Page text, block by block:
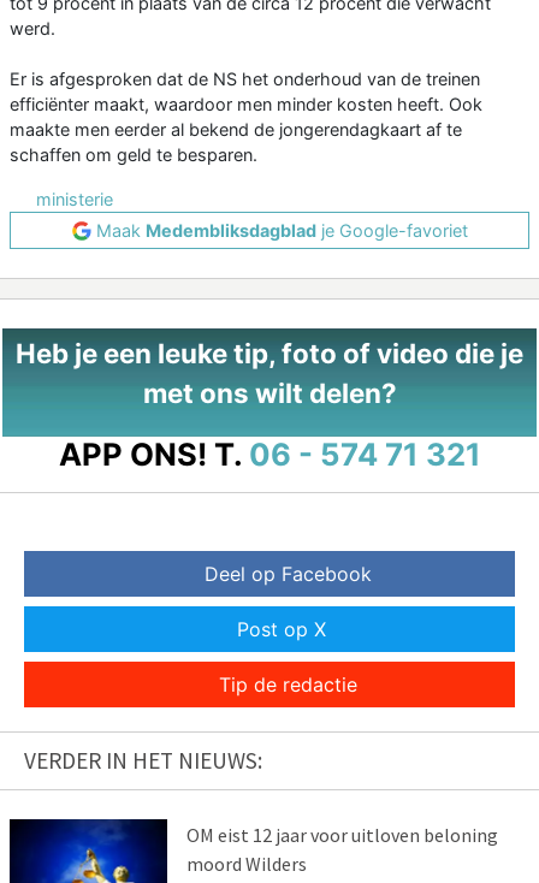
werd.
Er is afgesproken dat de NS het onderhoud van de treinen
efficiënter maakt, waardoor men minder kosten heeft. Ook
maakte men eerder al bekend de jongerendagkaart af te
schaffen om geld te besparen.
ministerie
Maak Medembliksdagbladje Google-favoriet
Heb je een leuke tip, foto of video die je
met ons wilt delen?
APP ONS! T. 06 - 574 71 321
Deel op Facebook
Post op X
Tip de redactie
VERDER IN HET NIEUWS:
OM eist 12 jaar voor uitloven beloning
moord Wilders